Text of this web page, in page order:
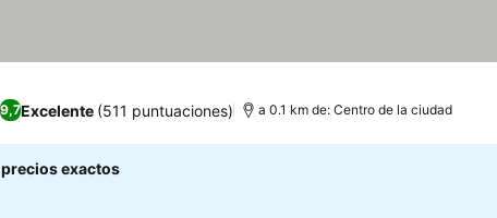
9,7Excelente (511 puntuaciones) a 0.1 km de: Centro de la ciudad
exactos